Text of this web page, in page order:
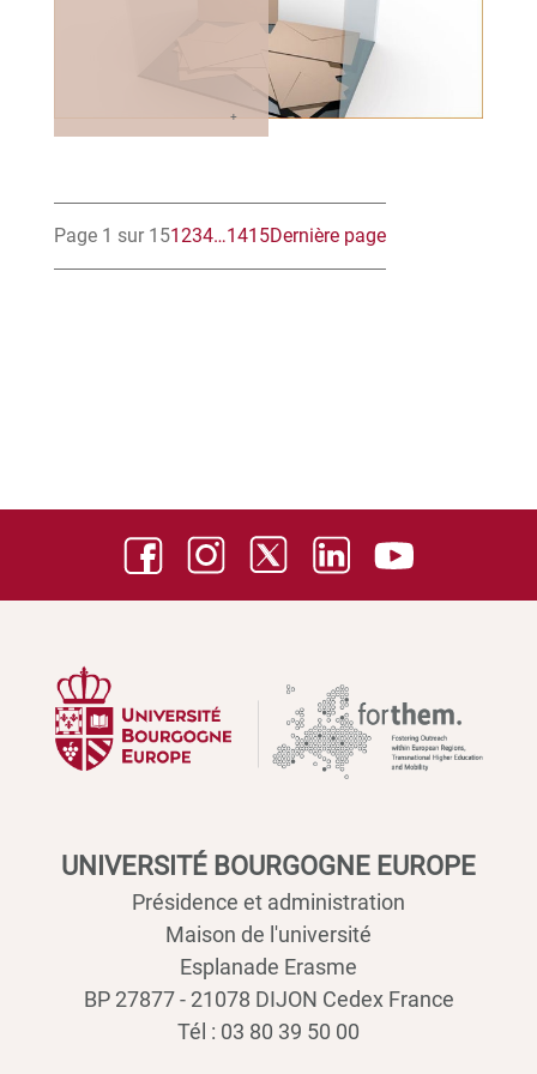
Page 1 sur 151234…1415Dernière page
UNIVERSITÉ BOURGOGNE EUROPE
Présidence et administration
Maison de l'université
Esplanade Erasme
BP 27877 - 21078 DIJON Cedex France
Tél : 03 80 39 50 00